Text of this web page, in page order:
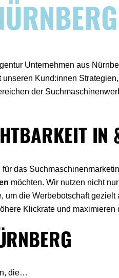
Unternehmen aus
Kund:innen
der
IN
das
möchten. Wir nutzen nicht
die Werbebotschaft
Klickrate und maximieren
die…